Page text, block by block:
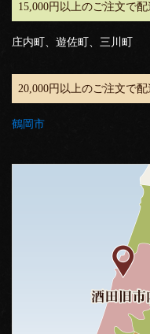
15,000円以上のご注文で
庄内町、遊佐町、三川町
20,000円以上のご注文で
鶴岡市